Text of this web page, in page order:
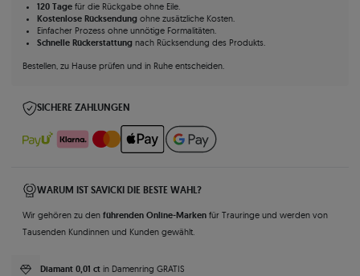
120 Tagefür die Rückgabe ohne Eile.
Kostenlose Rücksendungohne zusätzliche Kosten.
Einfacher Prozess ohne unnötige Formalitäten.
Schnelle Rückerstattungnach Rücksendung des Produkts.
Bestellen, zu Hause prüfen und in Ruhe entscheiden.
SICHERE ZAHLUNGEN
WARUM IST SAVICKI DIE BESTE WAHL?
Wir gehören zu den führenden Online-Marken für Trauringe und werden von
Tausenden Kundinnen und Kunden gewählt.
Diamant 0,01 ct in Damenring GRATIS